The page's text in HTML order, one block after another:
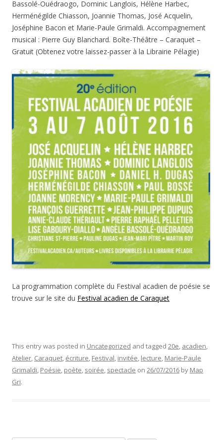
Bassolé-Ouédraogo, Dominic Langlois, Hélène Harbec,
Herménégilde Chiasson, Joannie Thomas, José Acquelin,
Joséphine Bacon et Marie-Paule Grimaldi. Accompagnement
musical : Pierre Guy Blanchard. Boîte-Théâtre – Caraquet –
Gratuit (Obtenez votre laissez-passer à la Librairie Pélagie)
La programmation complète du Festival acadien de poésie se
trouve sur le site du Festival acadien de Caraquet
This entry was posted in Uncategorized and tagged 20e, acadien,
Atelier, Caraquet, écriture, Festival, invitée, lecture, Marie-Paule
Grimaldi, Poésie, poète, soirée, spectacle on 26/07/2016 by Map
Gri.